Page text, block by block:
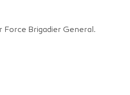
Brigadier General.